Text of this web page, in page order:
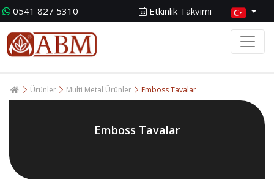
0541 827 5310 Etkinlik Takvimi
Ürünler Multi Metal Ürünler Emboss Tavalar
Emboss Tavalar